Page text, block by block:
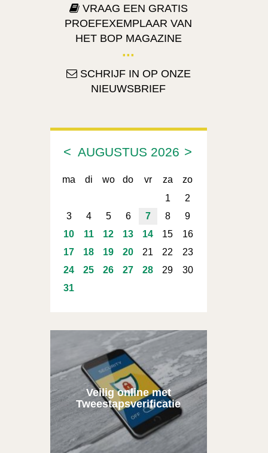
VRAAG EEN GRATIS
PROEFEXEMPLAAR VAN
HET BOP MAGAZINE
SCHRIJF IN OP ONZE
NIEUWSBRIEF
< >
AUGUSTUS 2026
ma di wo do vr za
zo
1
2
3
4 5 6 7 8
9
10
11 12 13 14 15
16
17
18 19 20 21 22
23
24
25 26 27 28 29
30
31
Veilig online met
Tweestapsverificatie